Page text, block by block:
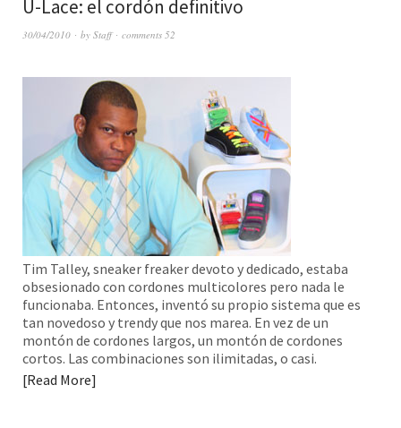
U-Lace: el cordón definitivo
30/04/2010 by Staff comments 52
Tim Talley, sneaker freaker devoto y dedicado, estaba
obsesionado con cordones multicolores pero nada le
funcionaba. Entonces, inventó su propio sistema que es
tan novedoso y trendy que nos marea. En vez de un
montón de cordones largos, un montón de cordones
cortos. Las combinaciones son ilimitadas, o casi.
Read More